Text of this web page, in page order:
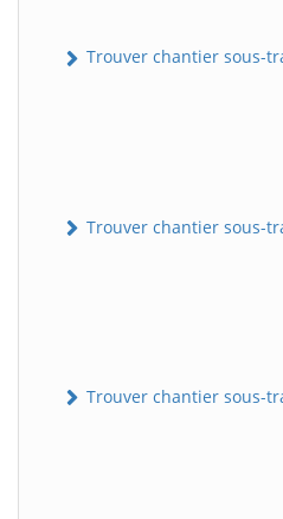
Trouver chantier sous-
Trouver chantier sous-
Trouver chantier sous-